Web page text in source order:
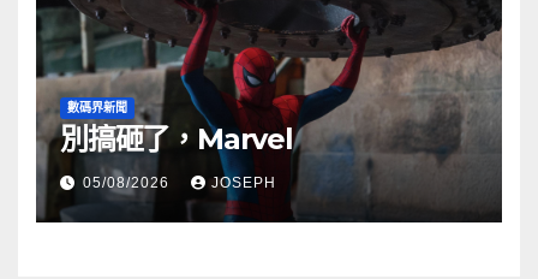
數碼界新聞
別搞砸了，Marvel
05/08/2026 JOSEPH